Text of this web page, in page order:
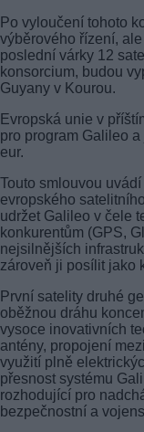
Po vyloučení tohoto
výběrového řízení,
poslední várky 12
konsorcium, budou
Guyany v Kourou.
Evropská unie v
pro program Galileo
eur.
Touto smlouvou
evropského
udržet Galileo v čele
konkurentům (GPS,
nejsilnějších
zároveň ji posílit jako
První satelity druhé
oběžnou dráhu
vysoce inovativních
antény, propojení
využití plně
přesnost systému
rozhodující pro
bezpečnostní a